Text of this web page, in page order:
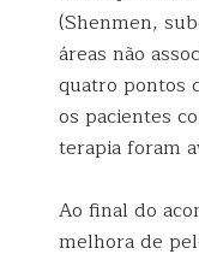
(Shenmen,
áreas não
quatro pontos
os pacientes
terapia foram
Ao final do
melhora de